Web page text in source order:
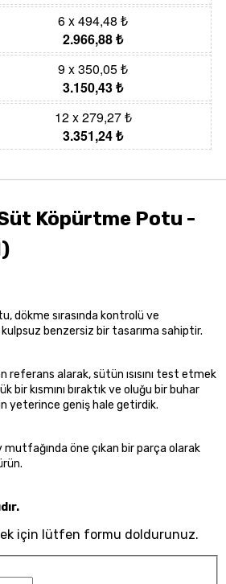
6 x 494,48 ₺
2.966,88 ₺
9 x 350,05 ₺
3.150,43 ₺
12 x 279,27 ₺
3.351,24 ₺
Köpürtme Potu -
dökme sırasında kontrolü ve
benzersiz bir tasarıma sahiptir.
referans alarak, sütün ısısını test etmek
bir kısmını bıraktık ve oluğu bir buhar
yeterince geniş hale getirdik.
öne çıkan bir parça olarak
için lütfen formu doldurunuz.